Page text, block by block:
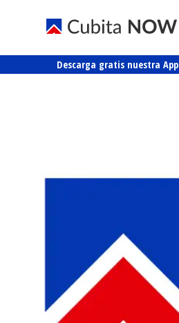
Descarga gratis nuestra App